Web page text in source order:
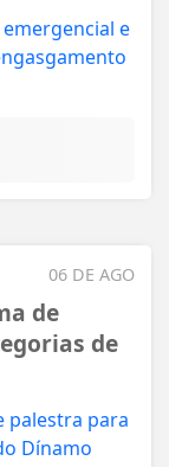
06 DE AGO
de
de